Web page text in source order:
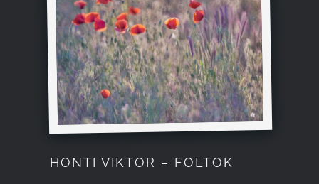
HONTI VIKTOR – FOLTOK